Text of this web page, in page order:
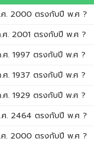
ศ. 2000 ตรงกับปี พ.ศ ?
ศ. 2001 ตรงกับปี พ.ศ ?
ศ. 1997 ตรงกับปี พ.ศ ?
ศ. 1937 ตรงกับปี พ.ศ ?
ศ. 1929 ตรงกับปี พ.ศ ?
ศ. 2464 ตรงกับปี พ.ศ ?
ศ. 2000 ตรงกับปี พ.ศ ?